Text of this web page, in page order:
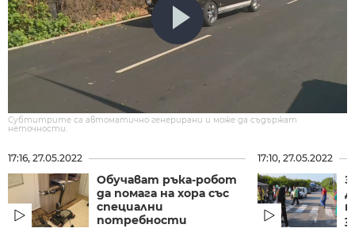
Субтитрите са автоматично генерирани и може да съдържат
неточности.
17:16, 27.05.2022
Обучават ръка-робот
да помага на хора със
специални
потребности
17:10, 27.05.2022